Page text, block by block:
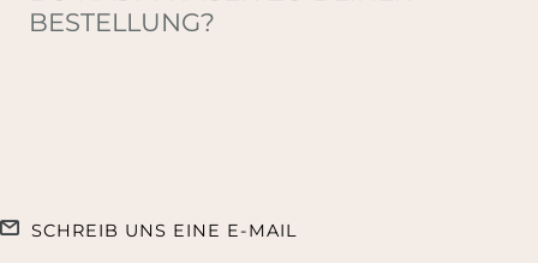
BESTELLUNG?
SCHREIB UNS EINE E-MAIL